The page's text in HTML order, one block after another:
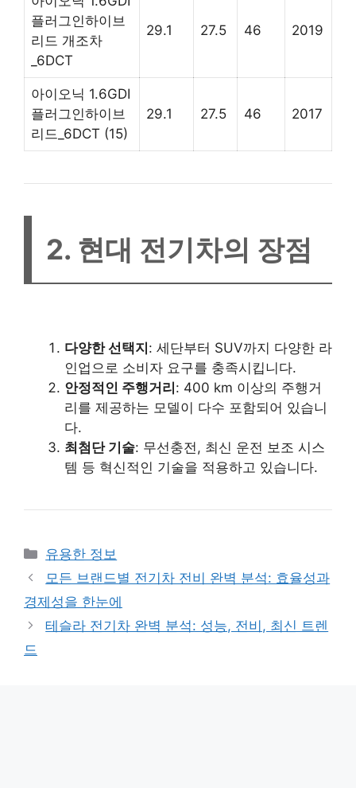
플러그인하이브
리드 개조차
_6DCT
29.1 27.5 46 2019
아이오닉 1.6GDI
플러그인하이브
리드_6DCT (15)
29.1 27.5 46 2017
2. 현대 전기차의 장점
다양한 선택지 : 세단부터 SUV까지 다양한 라
인업으로 소비자 요구를 충족시킵니다.
안정적인 주행거리 : 400 km 이상의 주행거
리를 제공하는 모델이 다수 포함되어 있습니
다.
최첨단 기술: 무선충전, 최신 운전 보조 시스
템 등 혁신적인 기술을 적용하고 있습니다.
카
테
리
유용한 정보
모든 브랜드별 전기차 전비 완벽 분석: 효율성과
경제성을 한눈에
테슬라 전기차 완벽 분석: 성능, 전비, 최신 트렌
드